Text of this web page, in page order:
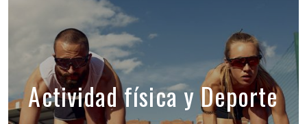
Actividad física y Deporte